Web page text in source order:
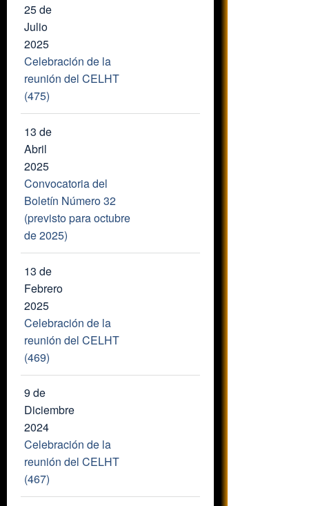
25 de
Julio
2025
Celebración de la
reunión del CELHT
(475)
13 de
Abril
2025
Convocatoria del
Boletín Número 32
(previsto para octubre
de 2025)
13 de
Febrero
2025
Celebración de la
reunión del CELHT
(469)
9 de
Diciembre
2024
Celebración de la
reunión del CELHT
(467)